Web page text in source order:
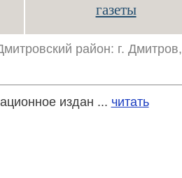
газеты
район: г. Дмитров,
издан ... читать